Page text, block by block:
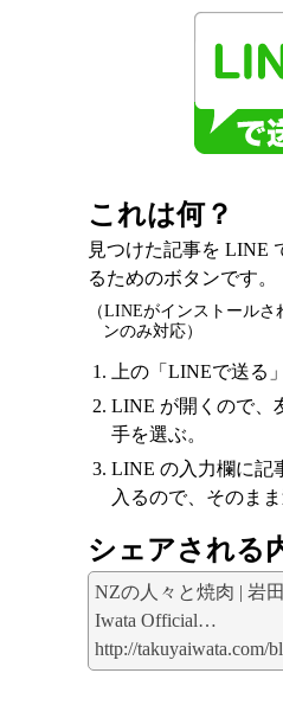
これは何？
見つけた記事を LINE
るためのボタンです。
（LINEがインストール
ンのみ対応）
上の「LINEで送る
LINE が開くので、
手を選ぶ。
LINE の入力欄に記
入るので、そのまま
シェアされる
NZの人々と焼肉 | 岩
Iwata Official…
http://takuyaiwata.com/